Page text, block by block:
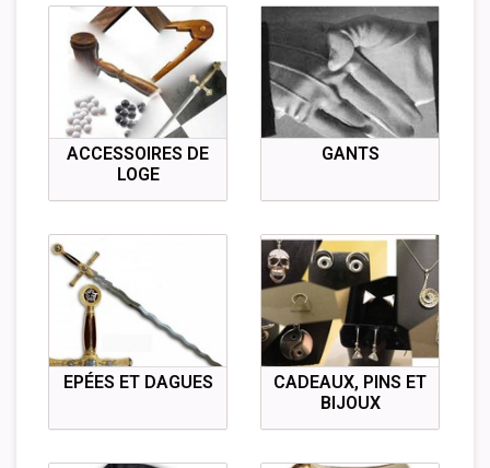
ACCESSOIRES DE
LOGE
GANTS
EPÉES ET DAGUES
CADEAUX, PINS ET
BIJOUX